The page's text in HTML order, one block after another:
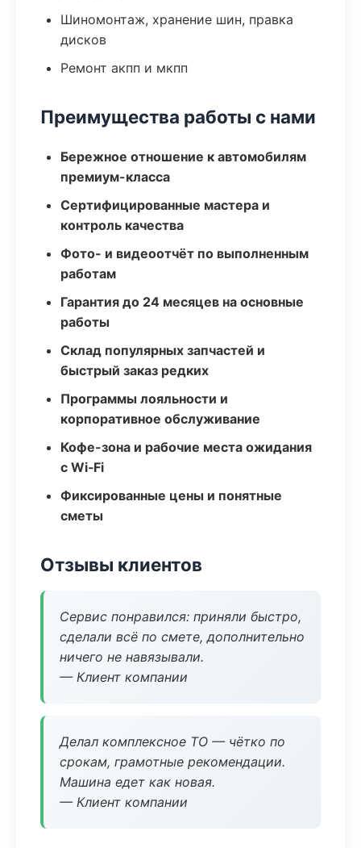
Шиномонтаж, хранение шин, правка
дисков
Ремонт акпп и мкпп
Преимущества работы с нами
Бережное отношение к автомобилям
премиум-класса
Сертифицированные мастера и
контроль качества
Фото- и видеоотчёт по выполненным
работам
Гарантия до 24 месяцев на основные
работы
Склад популярных запчастей и
быстрый заказ редких
Программы лояльности и
корпоративное обслуживание
Кофе-зона и рабочие места ожидания
с Wi‑Fi
Фиксированные цены и понятные
сметы
Отзывы клиентов
Сервис понравился: приняли быстро,
сделали всё по смете, дополнительно
ничего не навязывали.
— Клиент компании
Делал комплексное ТО — чётко по
срокам, грамотные рекомендации.
Машина едет как новая.
— Клиент компании